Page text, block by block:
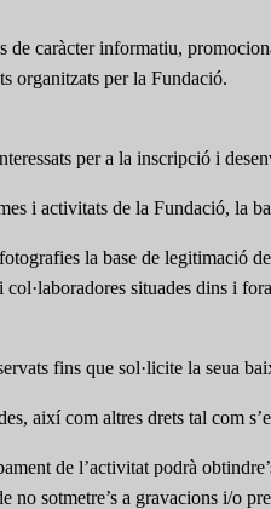
de caràcter informatiu,
organitzats per la Fundació.
per a la inscripció i
i activitats de la Fundació, la
la base de legitimació
situades dins i
fins que sol·licite la seua
així com altres drets tal com
de l’activitat podrà
sotmetre’s a gravacions i/o